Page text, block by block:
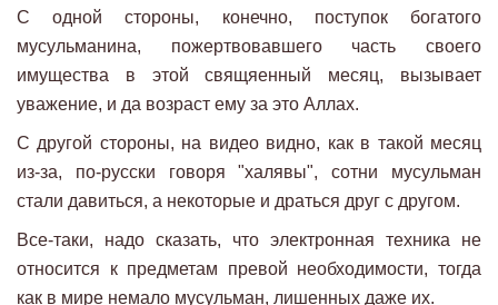
С одной стороны, конечно, поступок богатого
мусульманина, пожертвовавшего часть своего
имущества в этой свящяенный месяц, вызывает
уважение, и да возраст ему за это Аллах.
С другой стороны, на видео видно, как в такой месяц
из-за, по-русски говоря "халявы", сотни мусульман
стали давиться, а некоторые и драться друг с другом.
Все-таки, надо сказать, что электронная техника не
относится к предметам превой необходимости, тогда
как в мире немало мусульман, лишенных даже их.